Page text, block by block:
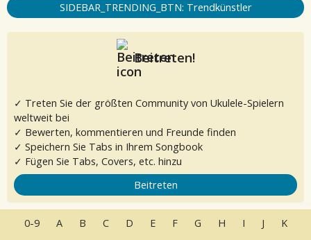
SIDEBAR_TRENDING_BTN: Trendkünstler
Beitreten!
✓ Treten Sie der größten Community von Ukulele-Spielern
weltweit bei
✓ Bewerten, kommentieren und Freunde finden
✓ Speichern Sie Tabs in Ihrem Songbook
✓ Fügen Sie Tabs, Covers, etc. hinzu
Beitreten
0-9 A B C D E F G H I J K